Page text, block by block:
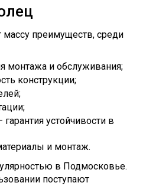
массу преимуществ, среди
монтажа и обслуживания;
конструкции;
устойчивости в
и монтаж.
в Подмосковье.
поступают